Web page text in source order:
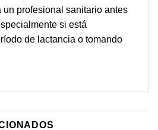
un profesional sanitario antes
si está
de lactancia o tomando